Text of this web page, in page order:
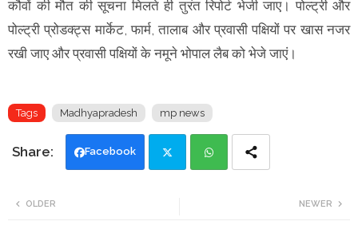
कौवों की मौत की सूचना मिलते ही तुरंत रिपोर्ट भेजी जाए। पोल्ट्री और
पोल्ट्री प्रोडक्ट्स मार्केट, फार्म, तालाब और प्रवासी पक्षियों पर खास नजर
रखी जाए और प्रवासी पक्षियों के नमूने भोपाल लैब को भेजे जाएं।
Tags Madhyapradesh mp news
Facebook
NEWER
OLDER